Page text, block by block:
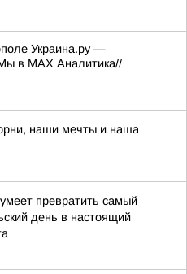
Украина.ру —
в MAX Аналитика//
наши мечты и наша
превратить самый
день в настоящий